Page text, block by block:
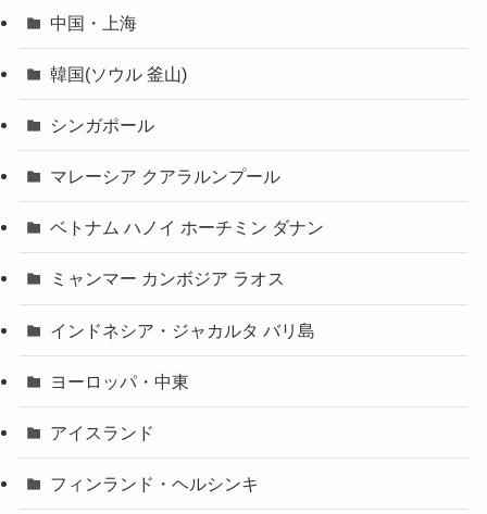
中国・上海
韓国(ソウル 釜山)
シンガポール
マレーシア クアラルンプール
ベトナム ハノイ ホーチミン ダナン
ミャンマー カンボジア ラオス
インドネシア・ジャカルタ バリ島
ヨーロッパ・中東
アイスランド
フィンランド・ヘルシンキ